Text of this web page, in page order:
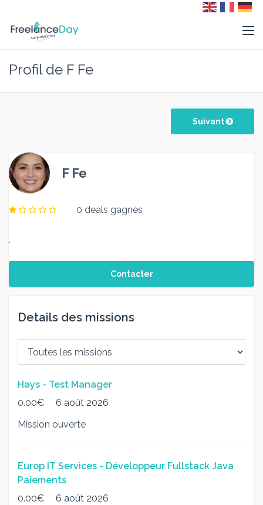
Profil de F Fe
Suivant
F Fe
0 deals gagnés
.
Contacter
Details des missions
Hays - Test Manager
0.00€
6 août 2026
Mission ouverte
Europ IT Services - Développeur Fullstack Java
Paiements
0.00€
6 août 2026